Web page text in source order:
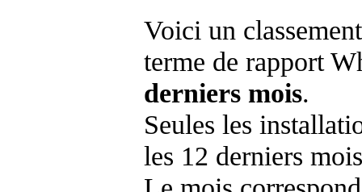
Voici un
terme de rapport
derniers mois.
Seules les
les 12 derniers